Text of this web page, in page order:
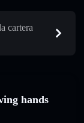
cartera
hands